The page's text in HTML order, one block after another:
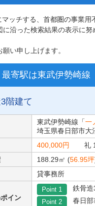
ッチする、首都圏の事業用
に沿った検索結果の表示に
い申し上げます。
寄駅は東武伊勢崎線
階建て
東武伊勢崎線「一
埼玉県春日部市大
400,000円
礼
188.29㎡ (56.95坪
貸事務所
イン
Point 1 鉄骨造
Point 2 春日部